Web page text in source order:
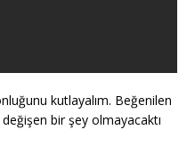
kutlayalım. Beğenilen
bir şey olmayacaktı